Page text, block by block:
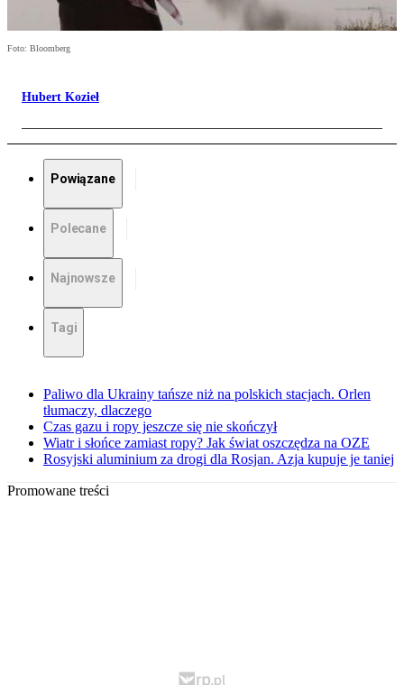
Foto: Bloomberg
Hubert Kozieł
Powiązane
Polecane
Najnowsze
Tagi
Paliwo dla Ukrainy tańsze niż na polskich stacjach. Orlen
tłumaczy, dlaczego
Czas gazu i ropy jeszcze się nie skończył
Wiatr i słońce zamiast ropy? Jak świat oszczędza na OZE
Rosyjski aluminium za drogi dla Rosjan. Azja kupuje je taniej
Promowane treści